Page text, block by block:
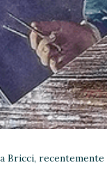
Bricci, recentemente